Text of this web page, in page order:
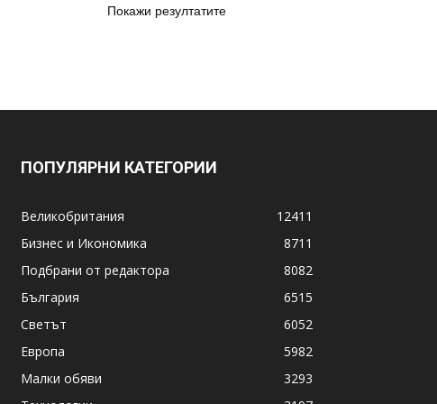
Покажи резултатите
ПОПУЛЯРНИ КАТЕГОРИИ
Великобритания
12411
Бизнес и Икономика
8711
Подбрани от редактора
8082
България
6515
Светът
6052
Европа
5982
Малки обяви
3293